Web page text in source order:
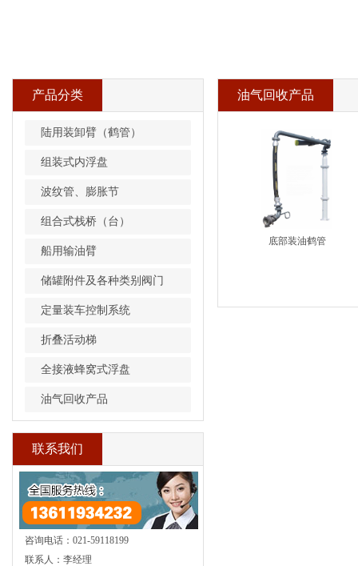
产品分类
陆用装卸臂（鹤管）
组装式内浮盘
波纹管、膨胀节
组合式栈桥（台）
船用输油臂
储罐附件及各种类别阀门
定量装车控制系统
折叠活动梯
全接液蜂窝式浮盘
油气回收产品
联系我们
咨询电话：021-59118199
联系人：李经理
油气回收产品
底部装油鹤管